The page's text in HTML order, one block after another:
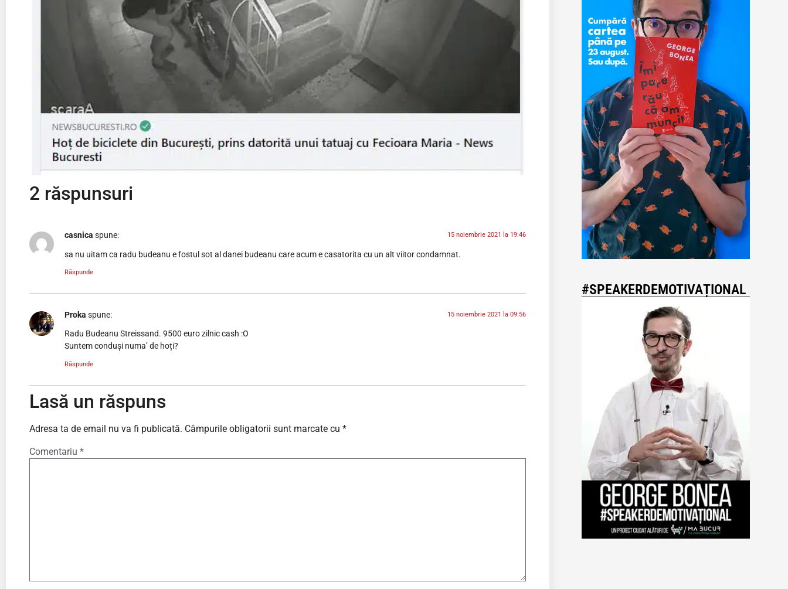
2 răspunsuri
casnica spune: 15 noiembrie 2021 la 19:46
sa nu uitam ca radu budeanu e fostul sot al danei budeanu care acum e casatorita cu un alt viitor condamnat.
Răspunde
Proka spune: 15 noiembrie 2021 la 09:56
Radu Budeanu Streissand. 9500 euro zilnic cash :O
Suntem conduși numa’ de hoți?
Răspunde
Lasă un răspuns
Adresa ta de email nu va fi publicată. Câmpurile obligatorii sunt marcate cu *
Comentariu *
#SPEAKERDEMOTIVAȚIONAL